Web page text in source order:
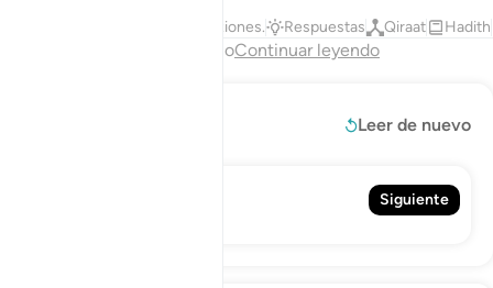
Reflexiones. Respuestas Qiraat Hadith
Fin del capítuloContinuar leyendo
Leer de nuevo
Siguiente